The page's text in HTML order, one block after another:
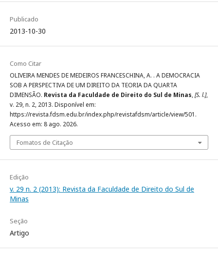
Publicado
2013-10-30
Como Citar
OLIVEIRA MENDES DE MEDEIROS FRANCESCHINA, A. . A DEMOCRACIA
SOB A PERSPECTIVA DE UM DIREITO DA TEORIA DA QUARTA
DIMENSÃO. Revista da Faculdade de Direito do Sul de Minas,[S. l.],
v. 29, n. 2, 2013. Disponível em:
https://revista.fdsm.edu.br/index.php/revistafdsm/article/view/501.
Acesso em: 8 ago. 2026.
Fomatos de Citação
Edição
v. 29 n. 2 (2013): Revista da Faculdade de Direito do Sul de
Minas
Seção
Artigo